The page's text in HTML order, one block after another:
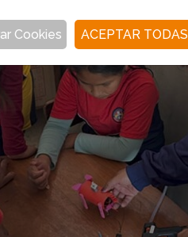
11/2024 ACEPTAR TODAS
Cookies